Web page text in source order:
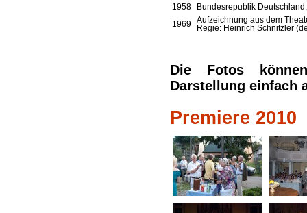
1958 Bundesrepublik
1969
Aufzeichnung aus dem
Regie: Heinrich Schnitzler
Die Fotos
Darstellung einfach
Premiere 2010